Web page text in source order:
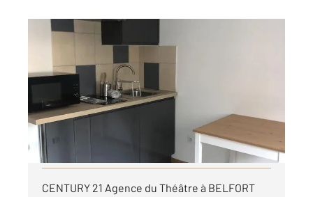
BELFORT 90
Ref : 29826
Appartement Studio à louer
350 €
par mois charges comprises
Visiter le site dédié
CENTURY 21 Agence du Théâtre à BELFORT